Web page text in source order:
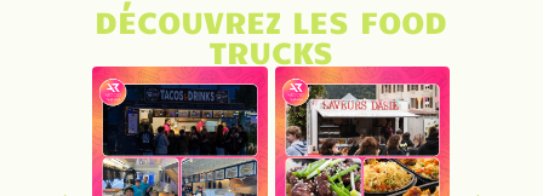
DÉCOUVREZ LES FOOD
TRUCKS